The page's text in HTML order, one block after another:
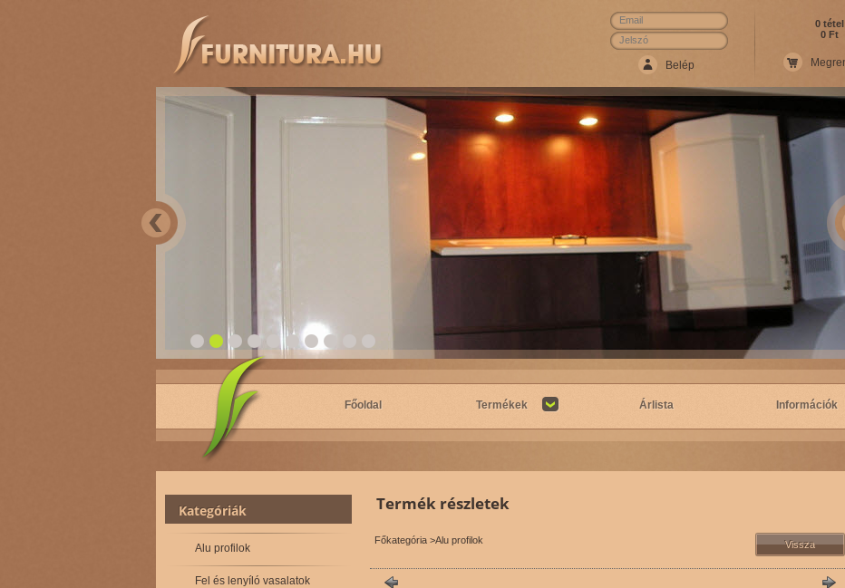
0 tétel
0 Ft
Főoldal Termékek Árlista Információk
Kategóriák
Alu profilok
Fel és lenyíló vasalatok
Termék részletek
Főkategória >Alu profilok